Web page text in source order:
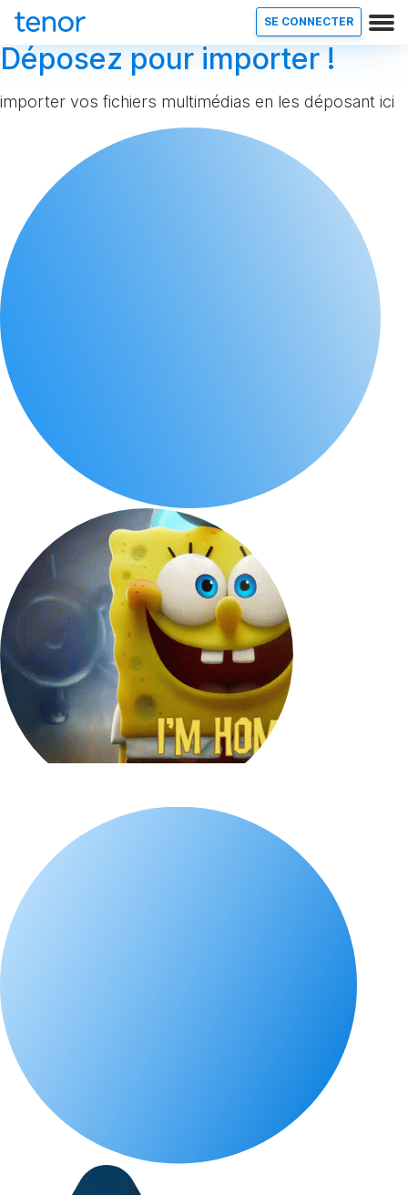
SE CONNECTER
Déposez pour importer !
importer vos fichiers multimédias en les déposant ici